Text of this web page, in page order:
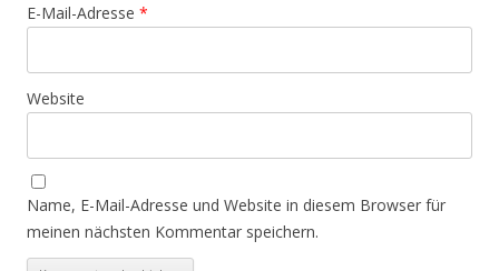
E-Mail-Adresse *
Website
Name, E-Mail-Adresse und Website in diesem Browser für
meinen nächsten Kommentar speichern.